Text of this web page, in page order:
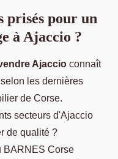
prisés pour un
à Ajaccio ?
Ajaccio connaît
les dernières
de Corse.
secteurs d'Ajaccio
de qualité ?
BARNES Corse